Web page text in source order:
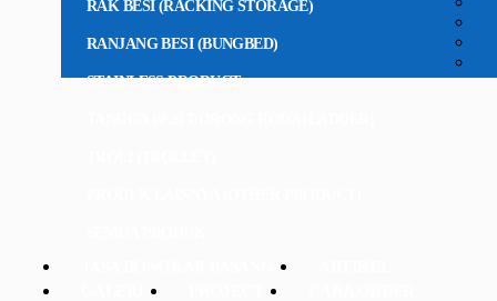
RAK BESI (RACKING STORAGE)
RANJANG BESI (BUNGBED)
STAINLESS PRODUCT